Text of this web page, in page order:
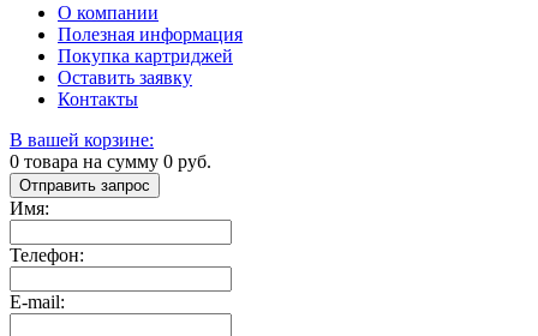
О компании
Полезная информация
Покупка картриджей
Оставить заявку
Контакты
В вашей корзине:
0 товара на сумму 0 руб.
Отправить запрос
Имя:
Телефон:
E-mail: